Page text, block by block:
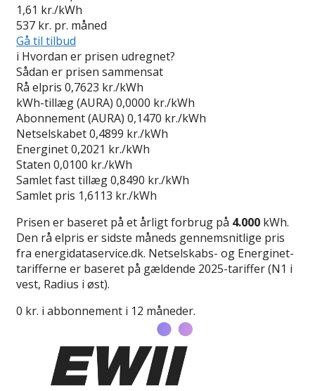
1,61 kr./kWh
537 kr. pr. måned
Gå til tilbud
i Hvordan er prisen udregnet?
Sådan er prisen sammensat
Rå elpris 0,7623 kr./kWh
kWh-tillæg (AURA) 0,0000 kr./kWh
Abonnement (AURA) 0,1470 kr./kWh
Netselskabet0,4899 kr./kWh
Energinet0,2021 kr./kWh
Staten 0,0100 kr./kWh
Samlet fast tillæg0,8490 kr./kWh
Samlet pris 1,6113 kr./kWh
Prisen er baseret på et årligt forbrug på 4.000 kWh.
Den rå elpris er sidste måneds gennemsnitlige pris
fra energidataservice.dk. Netselskabs- og Energinet-
tarifferne er baseret på gældende 2025-tariffer (N1 i
vest, Radius i øst).
0 kr. i abbonnement i 12 måneder.